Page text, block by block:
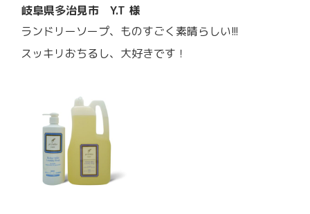
岐阜県多治見市 Y.T 様
ランドリーソープ、ものすごく素晴らしい!!!
スッキリおちるし、大好きです！